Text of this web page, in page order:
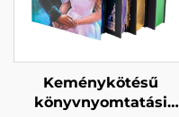
nyomtatás
Keménykötésű
könyvnyomtatási